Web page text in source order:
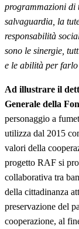
programmazioni di
salvaguardia, la
responsabilità
sono le sinergie,
e le abilità per
Ad illustrare il
Generale della
personaggio a
utilizza dal 2015
valori della
progetto RAF si
collaborativa tra
della cittadinanza
preservazione del
cooperazione, al